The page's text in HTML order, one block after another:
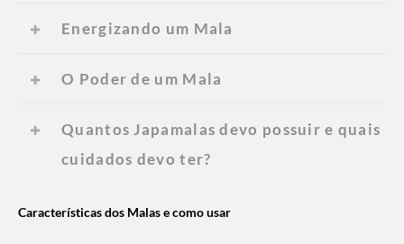
Energizando um Mala
O Poder de um Mala
Quantos Japamalas devo possuir e quais
cuidados devo ter?
Características dos Malas e como usar